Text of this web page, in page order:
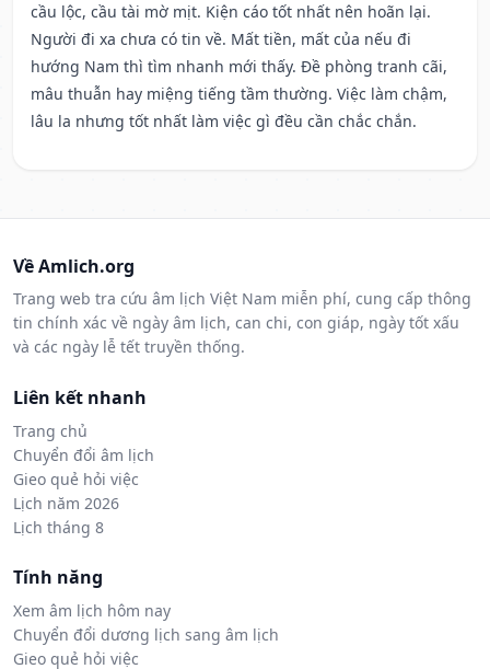
cầu lộc, cầu tài mờ mịt. Kiện cáo tốt nhất nên hoãn lại.
Người đi xa chưa có tin về. Mất tiền, mất của nếu đi
hướng Nam thì tìm nhanh mới thấy. Đề phòng tranh cãi,
mâu thuẫn hay miệng tiếng tầm thường. Việc làm chậm,
lâu la nhưng tốt nhất làm việc gì đều cần chắc chắn.
Về Amlich.org
Trang web tra cứu âm lịch Việt Nam miễn phí, cung cấp thông
tin chính xác về ngày âm lịch, can chi, con giáp, ngày tốt xấu
và các ngày lễ tết truyền thống.
Liên kết nhanh
Trang chủ
Chuyển đổi âm lịch
Gieo quẻ hỏi việc
Lịch năm 2026
Lịch tháng 8
Tính năng
Xem âm lịch hôm nay
Chuyển đổi dương lịch sang âm lịch
Gieo quẻ hỏi việc